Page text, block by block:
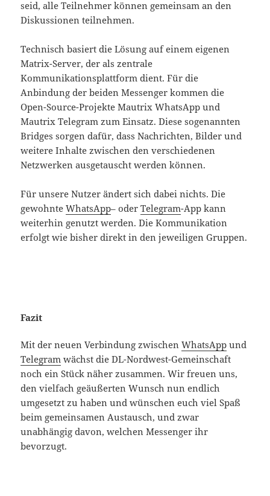
seid, alle Teilnehmer können gemeinsam an den
Diskussionen teilnehmen.
Technisch basiert die Lösung auf einem eigenen
Matrix-Server, der als zentrale
Kommunikationsplattform dient. Für die
Anbindung der beiden Messenger kommen die
Open-Source-Projekte Mautrix WhatsApp und
Mautrix Telegram zum Einsatz. Diese sogenannten
Bridges sorgen dafür, dass Nachrichten, Bilder und
weitere Inhalte zwischen den verschiedenen
Netzwerken ausgetauscht werden können.
Für unsere Nutzer ändert sich dabei nichts. Die
gewohnteWhatsApp– oderTelegram-App kann
weiterhin genutzt werden. Die Kommunikation
erfolgt wie bisher direkt in den jeweiligen Gruppen.
Fazit
Mit der neuen Verbindung zwischenWhatsApp und
Telegram wächst die DL-Nordwest-Gemeinschaft
noch ein Stück näher zusammen. Wir freuen uns,
den vielfach geäußerten Wunsch nun endlich
umgesetzt zu haben und wünschen euch viel Spaß
beim gemeinsamen Austausch, und zwar
unabhängig davon, welchen Messenger ihr
bevorzugt.